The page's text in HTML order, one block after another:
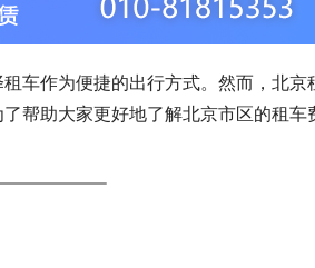
车作为便捷的出行方式。然而，北京
帮助大家更好地了解北京市区的租车